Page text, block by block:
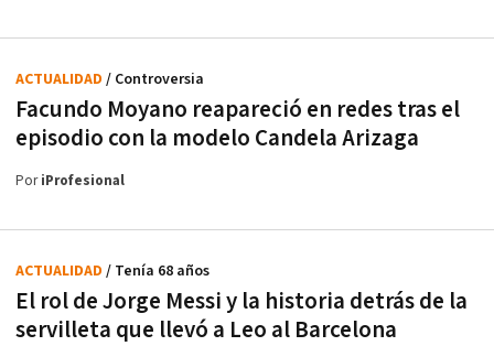
Facundo Moyano reapareció en redes tras el
episodio con la modelo Candela Arizaga
ACTUALIDAD / Controversia
PoriProfesional
El rol de Jorge Messi y la historia detrás de la
servilleta que llevó a Leo al Barcelona
ACTUALIDAD / Tenía 68 años